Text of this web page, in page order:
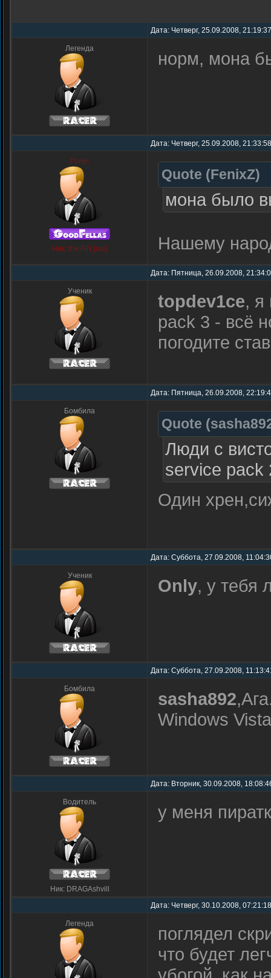
Дата: Четверг, 25.09.2008,
Легенда норм, мона
Дата: Четверг, 25.09.2008,
Plinth
Ник: the.FiN.[rus]
Quote (FenixZ)
мона было
Нашему
Дата: Пятница, 26.09.2008,
Ученик topdev1ce, я
pack 3 - всё
погодите
Дата: Пятница, 26.09.2008,
Бомбила
Quote (
Люди с
service pack
Один
Дата: Суббота, 27.09.2008,
Ученик Only, у тебя
Дата: Суббота, 27.09.2008,
Бомбила sasha892
Windows
Дата: Вторник, 30.09.2008,
Водитель
Ник: DRAGAshvill
у меня
Дата: Четверг, 30.10.2008,
Легенда
поглядел
что будет